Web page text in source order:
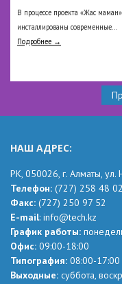
В процессе проекта «Жас
инсталлированы современные...
Подробнее →
НАШ АДРЕС:
РК, 050026, г. Алматы,
Телефон: (727) 258 48 02
Факс: (727) 250 97 52
Е-mail: info@tech.kz
График работы:
Офис: 09:00-18:00
Типография: 08:00-17:00
Выходные: суббота,